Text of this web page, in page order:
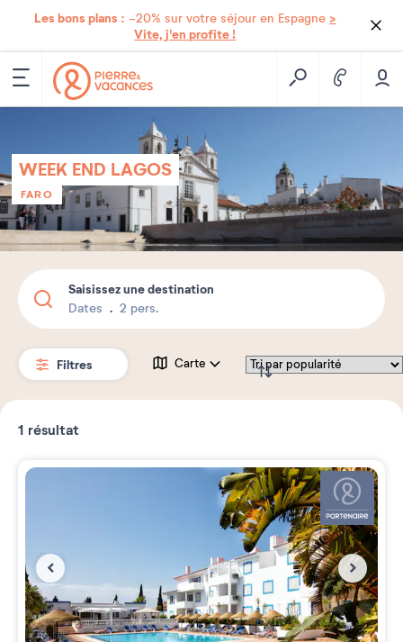
Les bons plans : -20% sur votre séjour en Espagne >
Vite, j'en profite !
WEEK END LAGOS
FARO
Saisissez une destination
Dates 2 pers.
Filtres Carte
1 résultat